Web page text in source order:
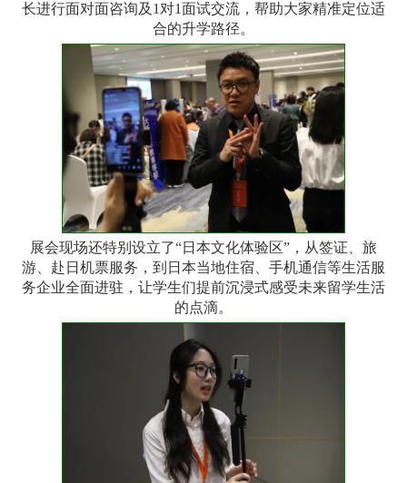
长进行面对面咨询及1对1面试交流，帮助大家精准定位适
合的升学路径。
展会现场还特别设立了“日本文化体验区”，从签证、旅
游、赴日机票服务，到日本当地住宿、手机通信等生活服
务企业全面进驻，让学生们提前沉浸式感受未来留学生活
的点滴。